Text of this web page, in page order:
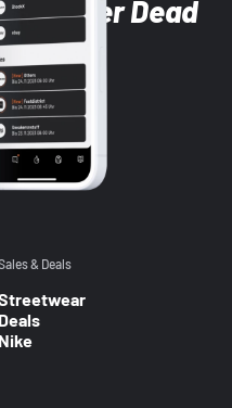
mit der Dead
& Deals
Deals
Nike